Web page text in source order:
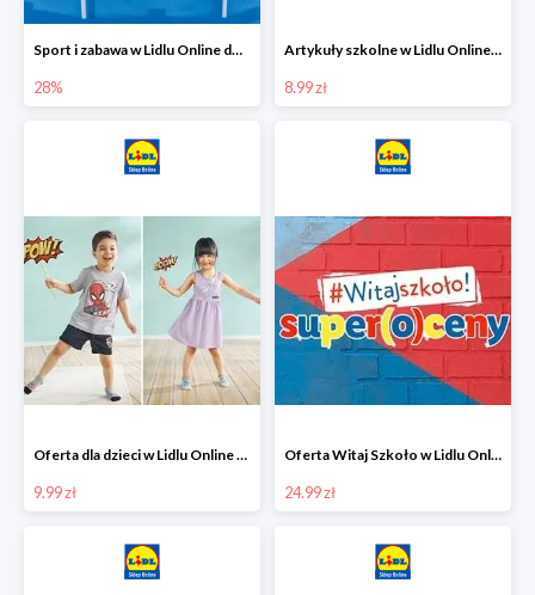
Sport i zabawa w Lidlu Online do -28%
28%
Artykuły szkolne w Lidlu Online od 8,99 zł
8.99 zł
Oferta dla dzieci w Lidlu Online od 9,99 zł
9.99 zł
Oferta Witaj Szkoło w Lidlu Online od 24,99 zł
24.99 zł